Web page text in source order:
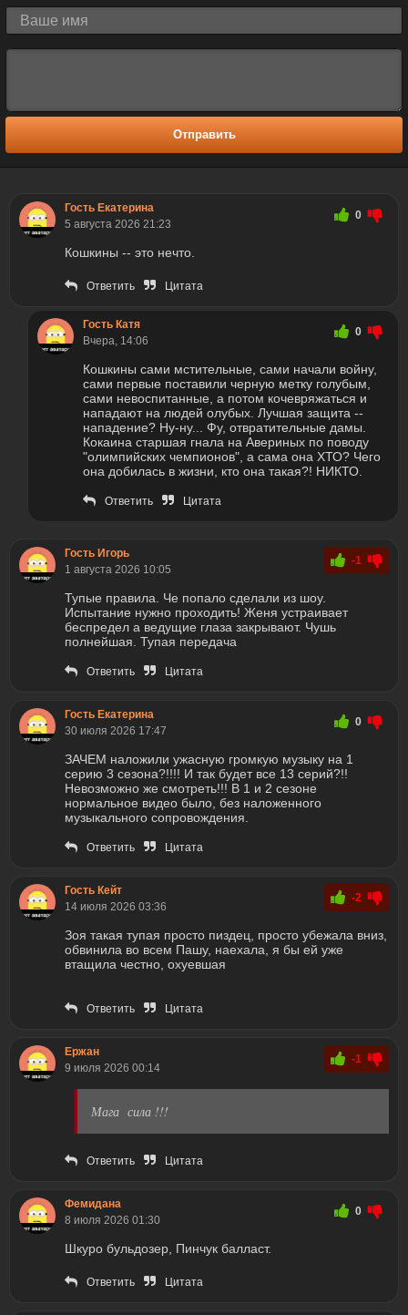
Отправить
Гость Екатерина
5 августа 2026 21:23
0
Кошкины -- это нечто.
Ответить Цитата
Гость Катя
Вчера, 14:06
0
Кошкины сами мстительные, сами начали войну,
сами первые поставили черную метку голубым,
сами невоспитанные, а потом кочевряжаться и
нападают на людей олубых. Лучшая защита --
нападение? Ну-ну... Фу, отвратительные дамы.
Кокаина старшая гнала на Авериных по поводу
"олимпийских чемпионов", а сама она ХТО? Чего
она добилась в жизни, кто она такая?! НИКТО.
Ответить Цитата
Гость Игорь
1 августа 2026 10:05
-1
Тупые правила. Че попало сделали из шоу.
Испытание нужно проходить! Женя устраивает
беспредел а ведущие глаза закрывают. Чушь
полнейшая. Тупая передача
Ответить Цитата
Гость Екатерина
30 июля 2026 17:47
0
ЗАЧЕМ наложили ужасную громкую музыку на 1
серию 3 сезона?!!!! И так будет все 13 серий?!!
Невозможно же смотреть!!! В 1 и 2 сезоне
нормальное видео было, без наложенного
музыкального сопровождения.
Ответить Цитата
Гость Кейт
14 июля 2026 03:36
-2
Зоя такая тупая просто пиздец, просто убежала вниз,
обвинила во всем Пашу, наехала, я бы ей уже
втащила честно, охуевшая
Ответить Цитата
Ержан
9 июля 2026 00:14
-1
Мага сила !!!
Ответить Цитата
Фемидана
8 июля 2026 01:30
0
Шкуро бульдозер, Пинчук балласт.
Ответить Цитата